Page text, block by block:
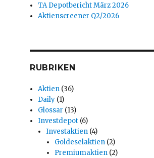
TA Depotbericht März 2026
Aktienscreener Q2/2026
RUBRIKEN
Aktien (36)
Daily (1)
Glossar (13)
Investdepot (6)
Investaktien (4)
Goldeselaktien(2)
Premiumaktien(2)